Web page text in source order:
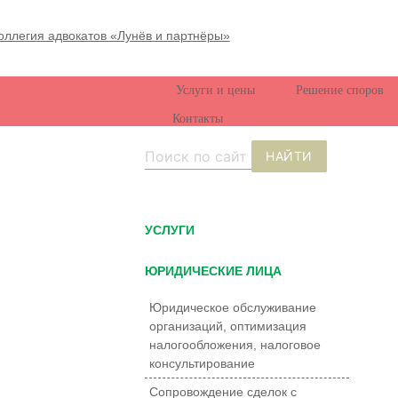
Услуги и цены Решение споров
Контакты
НАЙТИ
УCЛУГИ
ЮРИДИЧЕСКИЕ ЛИЦА
Юридическое обслуживание
организаций, оптимизация
налогообложения, налоговое
консультирование
Сопровождение сделок с